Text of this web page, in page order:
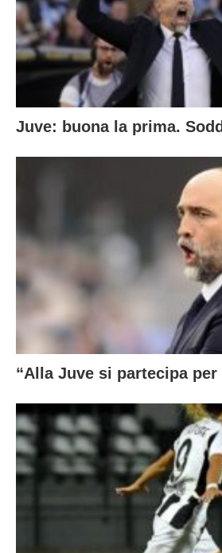
Juve: buona la prima.
“Alla Juve si partecipa per